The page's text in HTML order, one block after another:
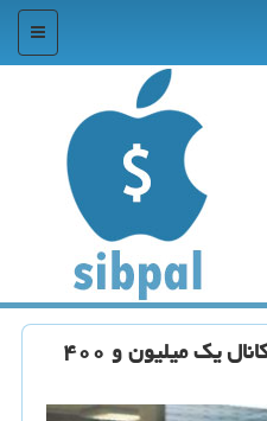
منو
عقب گرد شاخص بورس به كانال یك میلیون و ۴۰۰